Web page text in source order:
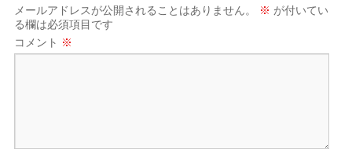
メールアドレスが公開されることはありません。 ※ が付いてい
る欄は必須項目です
コメント ※